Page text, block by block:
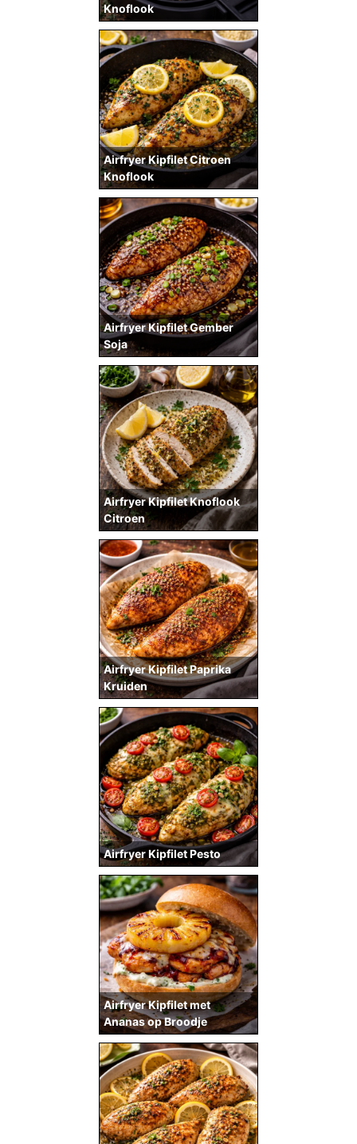
Knoflook
Airfryer Kipfilet Citroen
Knoflook
Airfryer Kipfilet Gember
Soja
Airfryer Kipfilet Knoflook
Citroen
Airfryer Kipfilet met
Ananas op Broodje
Airfryer Kipfilet Paprika
Kruiden
Airfryer Kipfilet Pesto